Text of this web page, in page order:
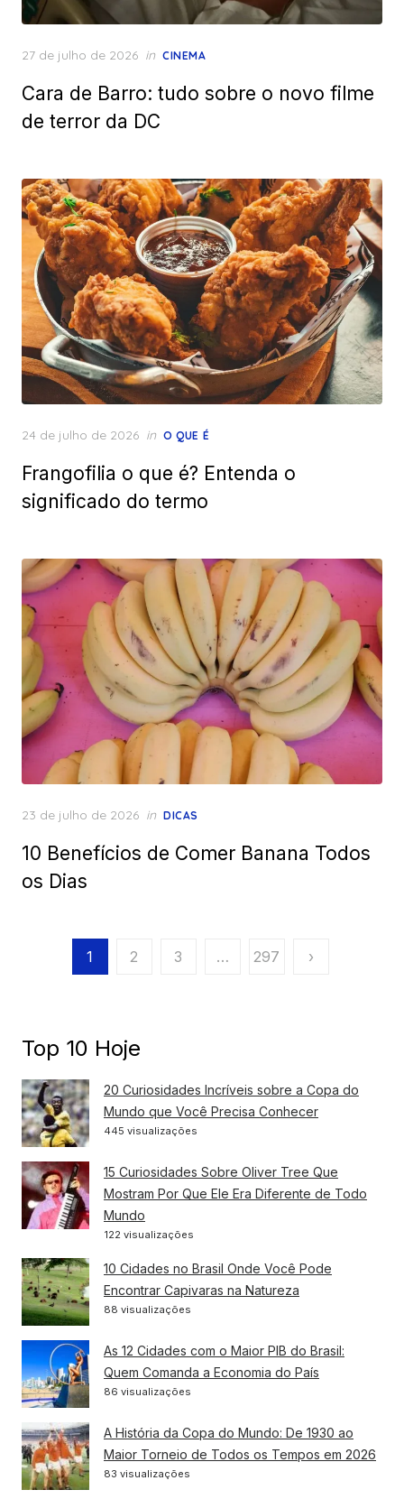
Posted
27 de julho de 2026 in CINEMA
Cara de Barro: tudo sobre o novo filme
de terror da DC
Posted
24 de julho de 2026 in O QUE É
Frangofilia o que é? Entenda o
significado do termo
Posted
23 de julho de 2026 in DICAS
10 Benefícios de Comer Banana Todos
os Dias
Paginação
1 2 3 … 297 ›
Top 10 Hoje
20 Curiosidades Incríveis sobre a Copa do
Mundo que Você Precisa Conhecer
445 visualizações
15 Curiosidades Sobre Oliver Tree Que
Mostram Por Que Ele Era Diferente de Todo
Mundo
122 visualizações
10 Cidades no Brasil Onde Você Pode
Encontrar Capivaras na Natureza
88 visualizações
As 12 Cidades com o Maior PIB do Brasil:
Quem Comanda a Economia do País
86 visualizações
A História da Copa do Mundo: De 1930 ao
Maior Torneio de Todos os Tempos em 2026
83 visualizações